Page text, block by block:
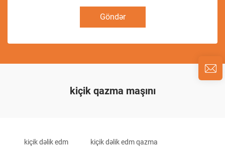
Göndər
kiçik qazma maşını
kiçik dəlik edm kiçik dəlik edm qazma